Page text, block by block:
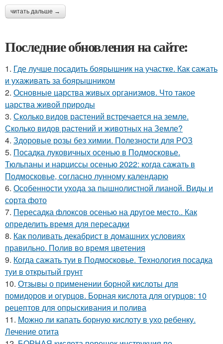
читать дальше →
Последние обновления на сайте:
1. Где лучше посадить боярышник на участке. Как сажать
и ухаживать за боярышником
2. Основные царства живых организмов. Что такое
царства живой природы
3. Сколько видов растений встречается на земле.
Сколько видов растений и животных на Земле?
4. Здоровые розы без химии. Полезности для РОЗ
5. Посадка луковичных осенью в Подмосковье.
Тюльпаны и нарциссы осенью 2022: когда сажать в
Подмосковье, согласно лунному календарю
6. Особенности ухода за пышнолистной лианой. Виды и
сорта фото
7. Пересадка флоксов осенью на другое место.. Как
определить время для пересадки
8. Как поливать декабрист в домашних условиях
правильно. Полив во время цветения
9. Когда сажать туи в Подмосковье. Технология посадка
туи в открытый грунт
10. Отзывы о применении борной кислоты для
помидоров и огурцов. Борная кислота для огурцов: 10
рецептов для опрыскивания и полива
11. Можно ли капать борную кислоту в ухо ребенку.
Лечение отита